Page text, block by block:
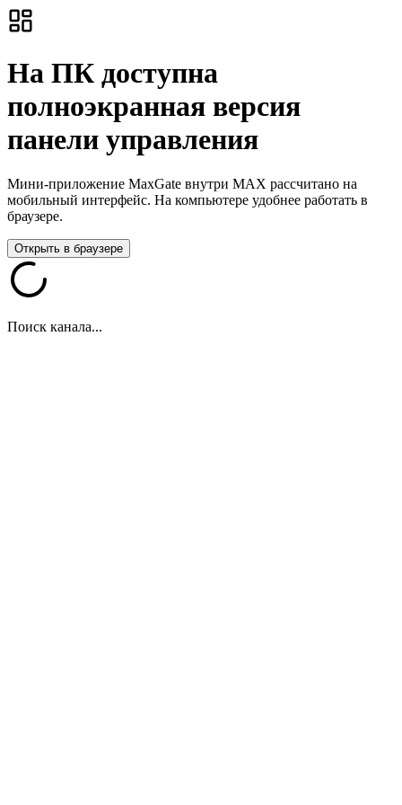
На ПК доступна
полноэкранная версия
панели управления
Мини-приложение MaxGate внутри MAX рассчитано на
мобильный интерфейс. На компьютере удобнее работать в
браузере.
Открыть в браузере
Поиск канала...